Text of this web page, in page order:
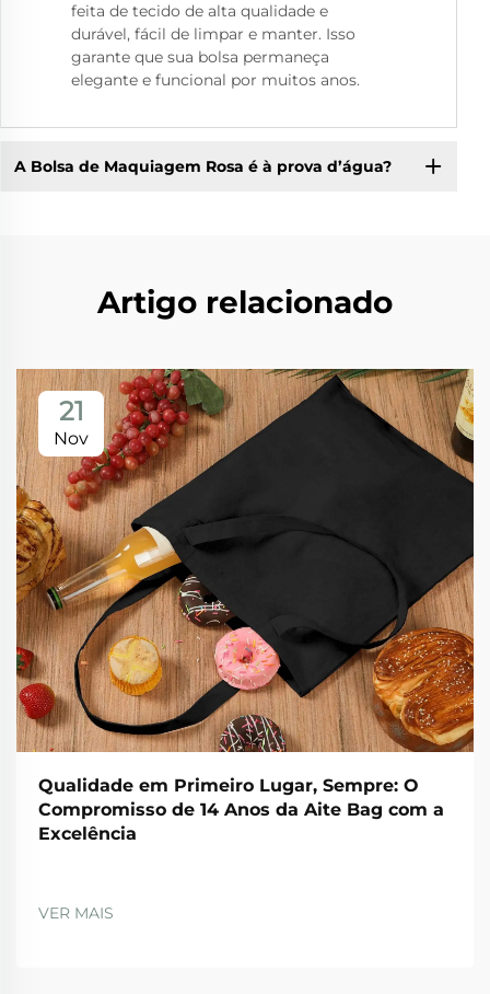
feita de tecido de alta qualidade e
durável, fácil de limpar e manter. Isso
garante que sua bolsa permaneça
elegante e funcional por muitos anos.
A Bolsa de Maquiagem Rosa é à prova d’água?
Artigo relacionado
21
Nov
Qualidade em Primeiro Lugar, Sempre: O
Compromisso de 14 Anos da Aite Bag com a
Excelência
VER MAIS